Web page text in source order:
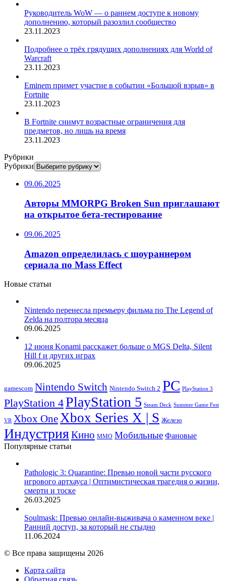
Руководитель WoW — о раннем доступе к новому
дополнению, который разозлил сообщество
23.11.2023
Подробнее о трёх грядущих дополнениях для World of
Warcraft
23.11.2023
Eminem примет участие в событии «Большой взрыв» в
Fortnite
23.11.2023
В Fortnite снимут возрастные ограничения для
предметов, но лишь на время
23.11.2023
Рубрики
Рубрики
09.06.2025
Авторы MMORPG Broken Sun приглашают
на открытое бета-тестирование
09.06.2025
Amazon определилась с шоураннером
сериала по Mass Effect
Новые статьи
Nintendo перенесла премьеру фильма по The Legend of
Zelda на полтора месяца
09.06.2025
12 июня Konami расскажет больше о MGS Delta, Silent
Hill f и других играх
09.06.2025
gamescom Nintendo Switch Nintendo Switch 2 PC PlayStation 3
PlayStation 4PlayStation 5 Steam Deck Summer Game Fest
VR Xbox OneXbox Series X | S Железо
ИндустрияКино ММО Мобильные Фановые
Популярные статьи
Pathologic 3: Quarantine: Превью новой части русского
игрового артхауса | Оптимистическая трагедия о жизни,
смерти и тоске
26.03.2025
Soulmask: Превью онлайн-выживача о каменном веке |
Ранний доступ, за который не стыдно
11.06.2024
© Все права защищены 2026
Карта сайта